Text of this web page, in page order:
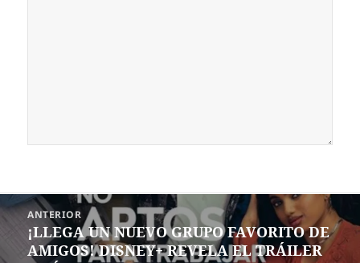
Navegación
entradas
ANTERIOR
Entrada
anterior:
¡LLEGA UN NUEVO GRUPO FAVORITO DE
AMIGOS! DISNEY+ REVELA EL TRÁILER